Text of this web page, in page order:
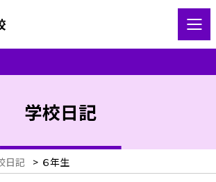
学校日記
日記 > ６年生